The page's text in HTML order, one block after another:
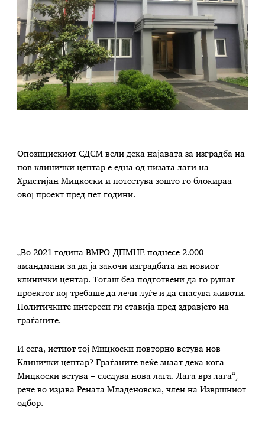
Опозицискиот СДСМ вели дека најавата за изградба на
нов клинички центар е една од низата лаги на
Христијан Мицкоски и потсетува зошто го блокираа
овој проект пред пет години.
„Во 2021 година ВМРО-ДПМНЕ поднесе 2.000
амандмани за да ја закочи изградбата на новиот
клинички центар. Тогаш беа подготвени да го рушат
проектот кој требаше да лечи луѓе и да спасува животи.
Политичките интереси ги ставија пред здравјето на
граѓаните.
И сега, истиот тој Мицкоски повторно ветува нов
Клинички центар? Граѓаните веќе знаат дека кога
Мицкоски ветува – следува нова лага. Лага врз лага“,
рече во изјава Рената Младеновска, член на Извршниот
одбор.